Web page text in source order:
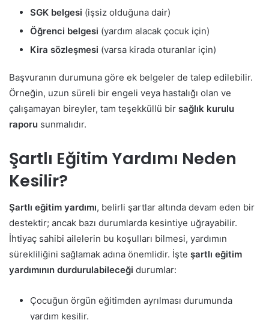
SGK belgesi (işsiz olduğuna dair)
Öğrenci belgesi (yardım alacak çocuk için)
Kira sözleşmesi (varsa kirada oturanlar için)
Başvuranın durumuna göre ek belgeler de talep edilebilir.
Örneğin, uzun süreli bir engeli veya hastalığı olan ve
çalışamayan bireyler, tam teşekküllü bir sağlık kurulu
raporu sunmalıdır.
Şartlı Eğitim Yardımı Neden
Kesilir?
Şartlı eğitim yardımı, belirli şartlar altında devam eden bir
destektir; ancak bazı durumlarda kesintiye uğrayabilir.
İhtiyaç sahibi ailelerin bu koşulları bilmesi, yardımın
sürekliliğini sağlamak adına önemlidir. İşte şartlı eğitim
yardımının durdurulabileceği durumlar:
Çocuğun örgün eğitimden ayrılması durumunda
yardım kesilir.